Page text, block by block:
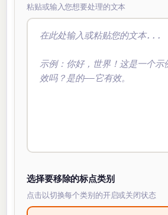
粘贴或输入您想要处理的文本
选择要移除的标点类别
点击以切换每个类别的开启或关闭状态